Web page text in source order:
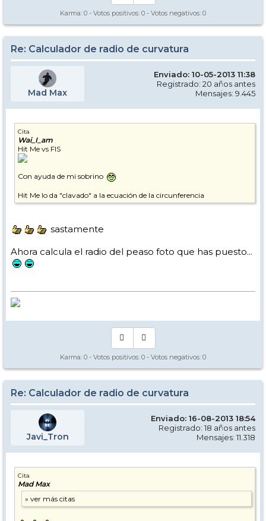
Karma: 0 - Votos positivos: 0 - Votos negativos: 0
Re: Calculador de radio de curvatura
Mad Max
Enviado: 10-05-2013 11:38
Registrado: 20 años antes
Mensajes: 9.445
Cita
Wai_I_am
Hit Me vs FIS
Con ayuda de mi sobrino
Hit Me lo da "clavado" a la ecuación de la circunferencia
sastamente
Ahora calcula el radio del peaso foto que has puesto...
Karma: 0 - Votos positivos: 0 - Votos negativos: 0
Re: Calculador de radio de curvatura
Javi_Tron
Enviado: 16-08-2013 18:54
Registrado: 18 años antes
Mensajes: 11.318
Cita
Mad Max